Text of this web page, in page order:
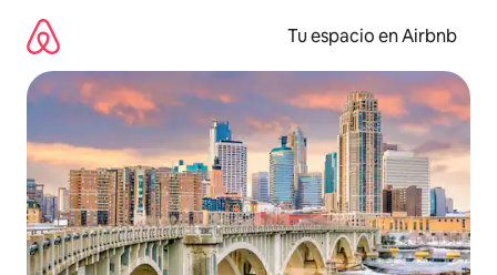
contenido
Tu espacio en Airbnb